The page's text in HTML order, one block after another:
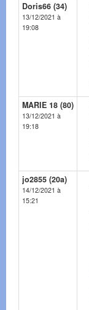
Doris66 (34)
13/12/2021 à
19:08
MARIE 18 (80)
13/12/2021 à
19:18
jo2855 (20a)
14/12/2021 à
15:21